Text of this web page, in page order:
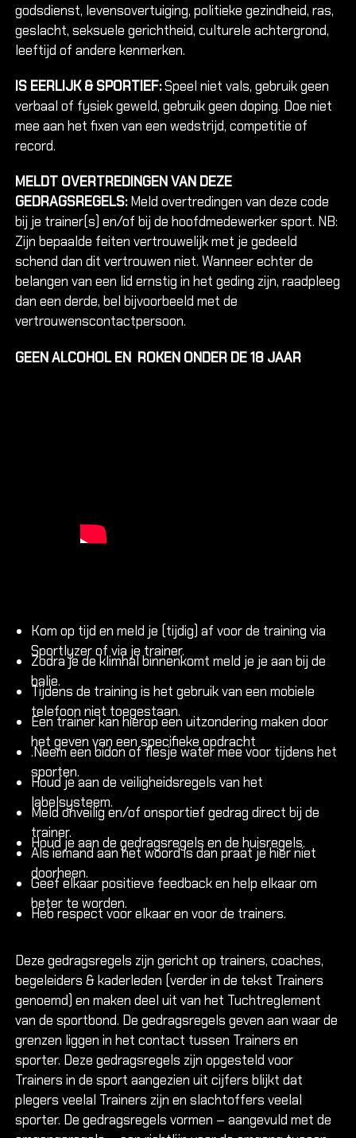
godsdienst, levensovertuiging, politieke gezindheid, ras,
geslacht, seksuele gerichtheid, culturele achtergrond,
leeftijd of andere kenmerken.
IS EERLIJK & SPORTIEF:Speel niet vals, gebruik geen
verbaal of fysiek geweld, gebruik geen doping. Doe niet
mee aan het fixen van een wedstrijd, competitie of
record.
MELDT OVERTREDINGEN VAN DEZE
GEDRAGSREGELS:Meld overtredingen van deze code
bij je trainer(s) en/of bij de hoofdmedewerker sport. NB:
Zijn bepaalde feiten vertrouwelijk met je gedeeld
schend dan dit vertrouwen niet. Wanneer echter de
belangen van een lid ernstig in het geding zijn, raadpleeg
dan een derde, bel bijvoorbeeld met de
vertrouwenscontactpersoon.
GEEN ALCOHOL EN ROKEN ONDER DE 18 JAAR
Kom op tijd en meld je (tijdig) af voor de training via
Sportlyzer of via je trainer.
Zodra je de klimhal binnenkomt meld je je aan bij de
balie.
Tijdens de training is het gebruik van een mobiele
telefoon niet toegestaan.
Een trainer kan hierop een uitzondering maken door
het geven van een specifieke opdracht
.Neem een bidon of flesje water mee voor tijdens het
sporten.
Houd je aan de veiligheidsregels van het
labelsysteem.
Meld onveilig en/of onsportief gedrag direct bij de
trainer.
Houd je aan de gedragsregels en de huisregels.
Als iemand aan het woord is dan praat je hier niet
doorheen.
Geef elkaar positieve feedback en help elkaar om
beter te worden.
Heb respect voor elkaar en voor de trainers.
Deze gedragsregels zijn gericht op trainers, coaches,
begeleiders & kaderleden (verder in de tekst Trainers
genoemd) en maken deel uit van het Tuchtreglement
van de sportbond. De gedragsregels geven aan waar de
grenzen liggen in het contact tussen Trainers en
sporter. Deze gedragsregels zijn opgesteld voor
Trainers in de sport aangezien uit cijfers blijkt dat
plegers veelal Trainers zijn en slachtoffers veelal
sporter. De gedragsregels vormen – aangevuld met de